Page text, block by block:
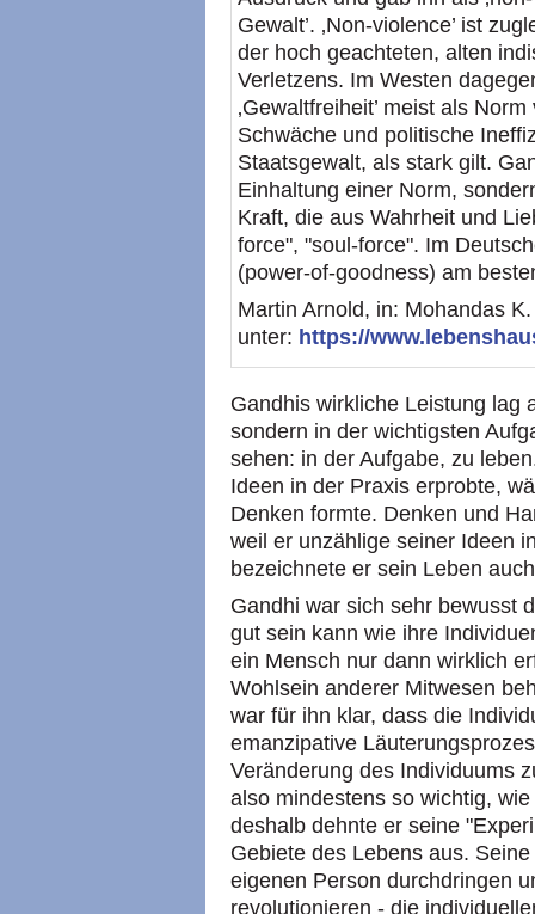
Gewalt’. ‚Non-violence’ ist
der hoch geachteten, alten
Verletzens. Im Westen
‚Gewaltfreiheit’ meist als
Schwäche und politische
Staatsgewalt, als stark gilt.
Einhaltung einer Norm,
Kraft, die aus Wahrheit und
force", "soul-force". Im
(power-of-goodness) am
Martin Arnold, in: Mohandas
unter: https://
Gandhis wirkliche Leistung lag
sondern in der wichtigsten
sehen: in der Aufgabe, zu
Ideen in der Praxis erprobte,
Denken formte. Denken und
weil er unzählige seiner Ideen
bezeichnete er sein Leben
Gandhi war sich sehr bewusst
gut sein kann wie ihre
ein Mensch nur dann wirklich
Wohlsein anderer Mitwesen
war für ihn klar, dass die
emanzipative
Veränderung des Individuums
also mindestens so wichtig,
deshalb dehnte er seine
Gebiete des Lebens aus.
eigenen Person durchdringen
revolutionieren - die